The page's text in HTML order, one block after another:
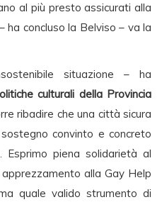
al più presto assicurati alla
ha concluso la Belviso – va la
situazione – ha
culturali della Provincia
ribadire che una città sicura
convinto e concreto
Esprimo piena solidarietà al
alla Gay Help
quale valido strumento di